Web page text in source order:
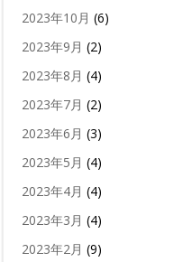
2023年10月 (6)
2023年9月 (2)
2023年8月 (4)
2023年7月 (2)
2023年6月 (3)
2023年5月 (4)
2023年4月 (4)
2023年3月 (4)
2023年2月 (9)